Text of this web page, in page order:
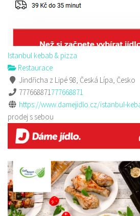
Istanbul kebab & pizza
Restaurace
Jindřicha z Lipé 98, Česká Lípa, Česko
777668871777668871
https://www.damejidlo.cz/istanbul-
prodej s sebou